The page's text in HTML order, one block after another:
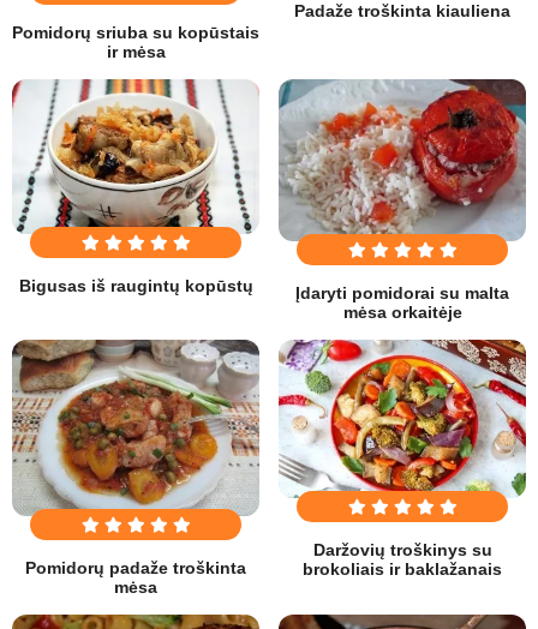
Pomidorų sriuba su kopūstais
ir mėsa
Padaže troškinta kiauliena
Bigusas iš raugintų kopūstų
Įdaryti pomidorai su malta
mėsa orkaitėje
Pomidorų padaže troškinta
mėsa
Daržovių troškinys su
brokoliais ir baklažanais